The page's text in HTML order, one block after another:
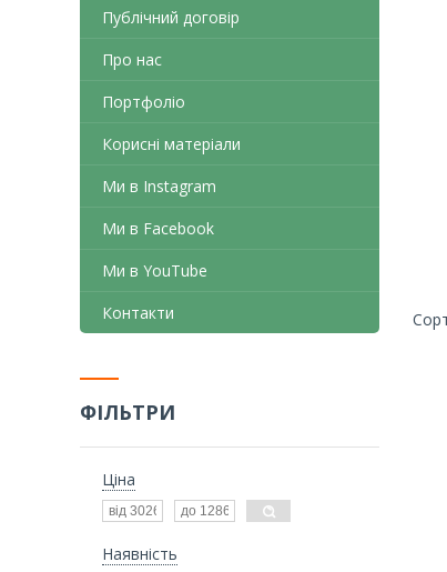
Публічний договір
Про нас
Портфоліо
Корисні матеріали
Ми в Instagram
Ми в Facebook
Ми в YouTube
Контакти
ФІЛЬТРИ
Ціна
Наявність